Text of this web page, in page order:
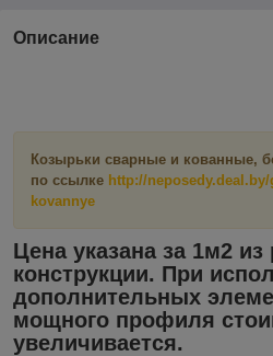
Описание
Козырьки сварные и кованные,
по ссылке http://
kovannye
Цена указана за 1м2 из
конструкции. При
дополнительных
мощного профиля
увеличивается.